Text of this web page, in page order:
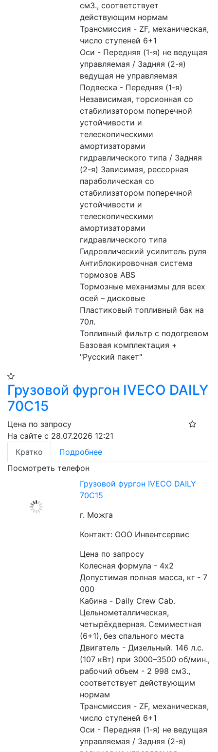
см3., соответствует
действующим нормам
Трансмиссия - ZF, механическая,
число ступеней 6+1
Оси - Передняя (1-я) не ведущая
управляемая / Задняя (2-я)
ведущая не управляемая
Подвеска - Передняя (1-я)
Независимая, торсионная со
стабилизатором поперечной
устойчивости и
телескопическими
амортизаторами
гидравлического типа / Задняя
(2-я) Зависимая, рессорная
параболическая со
стабилизатором поперечной
устойчивости и
телескопическими
амортизаторами
гидравлического типа
Гидровлический усилитель руля
Антиблокировочная система
тормозов ABS
Тормозные механизмы для всех
осей – дисковые
Пластиковый топливный бак на
70л.
Топливный фильтр с подогревом
Базовая комплектация +
"Русский пакет"
Грузовой фургон IVECO DAILY
70C15
Цена по запросу
На сайте с 28.07.2026 12:21
Кратко
Подробнее
Посмотреть телефон
Грузовой фургон IVECO DAILY
70C15
г. Можга
Контакт: ООО Инвентсервис
Цена по запросу
Колесная формула - 4х2
Допустимая полная масса, кг - 7
000
Кабина - Daily Crew Cab.
Цельнометаллическая,
четырёхдверная. Семиместная
(6+1), без спального места
Двигатель - Дизельный. 146 л.с.
(107 кВт) при 3000–3500 об/мин.,
рабочий объем - 2 998 см3.,
соответствует действующим
нормам
Трансмиссия - ZF, механическая,
число ступеней 6+1
Оси - Передняя (1-я) не ведущая
управляемая / Задняя (2-я)